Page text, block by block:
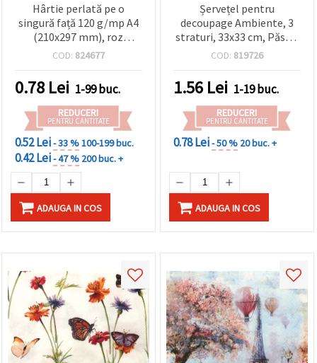
Hârtie perlată pe o
singură față 120 g/mp A4
(210x297 mm), roz
deschis - 1 coală
COD: 824677
0.78 Lei 1-99 buc.
REDUCERI
PENTRU CANTITATE
0.52 Lei- 33 %100-199 buc.
0.42 Lei- 47 % 200 buc. +
ADAUGA IN COS
Șervețel pentru
decoupage Ambiente, 3
straturi, 33x33 cm, Păsări
și fluturi, gri - 1 bucată
COD: 819726
1.56 Lei 1-19 buc.
REDUCERI
PENTRU CANTITATE
0.78 Lei- 50 % 20 buc. +
ADAUGA IN COS